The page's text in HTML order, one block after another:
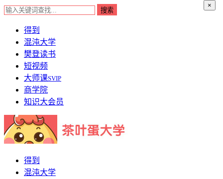
×
得到
混沌大学
樊登读书
短视频
大师课SVIP
商学院
知识大会员
得到
混沌大学